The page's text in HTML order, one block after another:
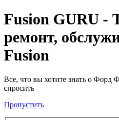
Fusion GURU -
ремонт,
Fusion
Все, что вы хотите знать о Форд
спросить
Пропустить